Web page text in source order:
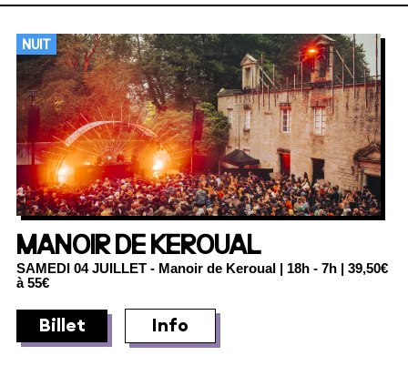
NUIT
MANOIR DE KEROUAL
SAMEDI 04 JUILLET - Manoir de Keroual | 18h - 7h | 39,50€
à 55€
Billet Info